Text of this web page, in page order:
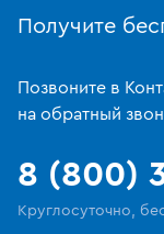
Получите
Позвоните в
на обратный
8 (800)
Круглосуточно,